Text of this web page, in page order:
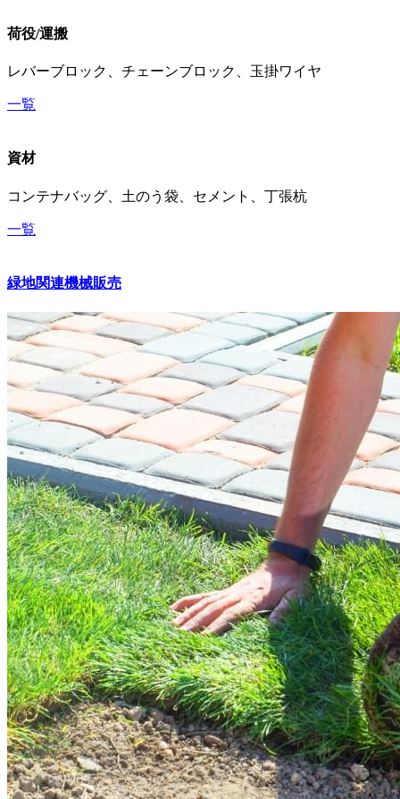
荷役/運搬
レバーブロック、チェーンブロック、玉掛ワイヤ
一覧
資材
コンテナバッグ、土のう袋、セメント、丁張杭
一覧
緑地関連機械販売